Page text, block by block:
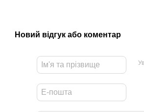
Новий відгук або коментар